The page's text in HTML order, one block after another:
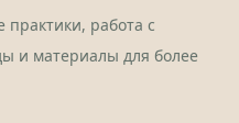
практики, работа с
и материалы для более